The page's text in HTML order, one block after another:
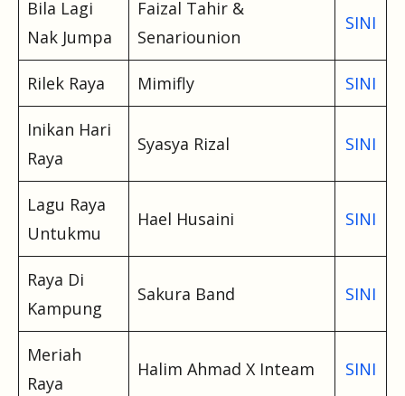
Bila Lagi
Nak Jumpa
Faizal Tahir &
Senariounion
SINI
Rilek Raya Mimifly SINI
Inikan Hari
Raya
Syasya Rizal SINI
Lagu Raya
Untukmu
Hael Husaini SINI
Raya Di
Kampung
Sakura Band SINI
Meriah
Raya
Halim Ahmad X Inteam SINI